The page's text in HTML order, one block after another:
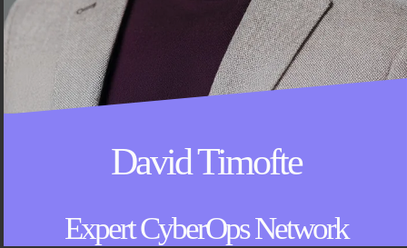
David Timofte
Expert CyberOps Network